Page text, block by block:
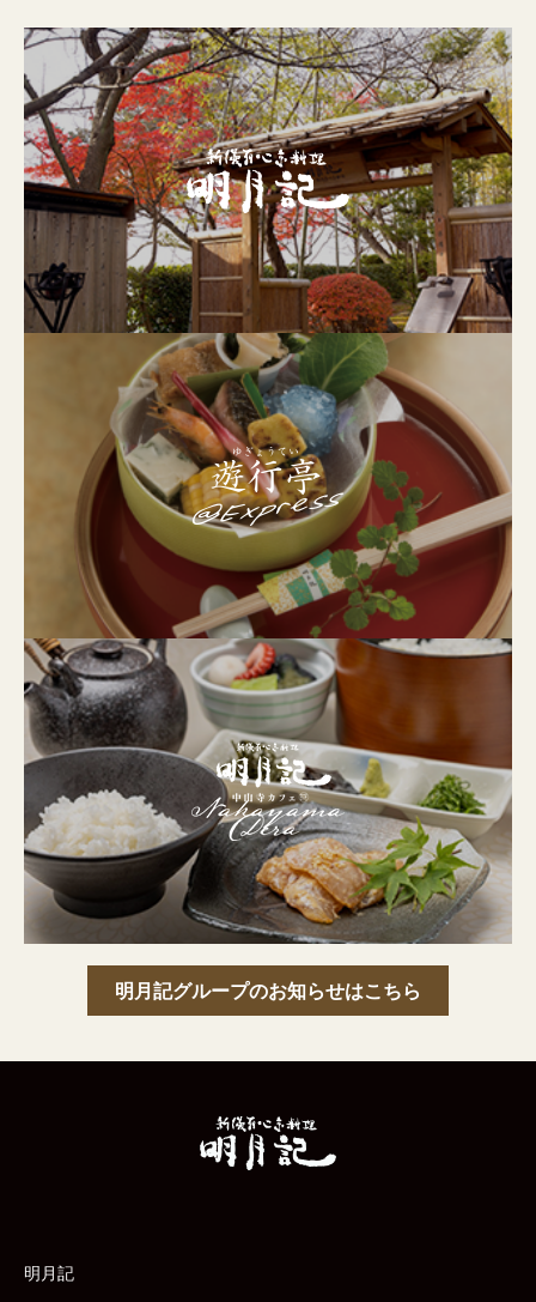
明月記グループのお知らせはこちら
明月記